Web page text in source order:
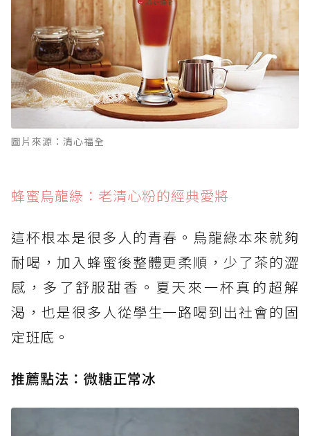
圖片來源：清心福全
蜂蜜烏龍綠：老清心粉的經典愛將
這杯根本是很多人的青春。烏龍綠本來就夠
耐喝，加入蜂蜜後整體更柔順，少了茶的澀
感，多了舒服甜香。夏天來一杯真的超解
渴，也是很多人從學生一路喝到出社會的固
定班底。
推薦點法：微糖正常冰